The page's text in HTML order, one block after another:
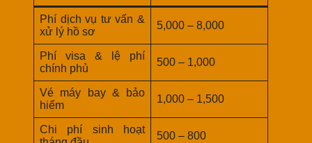
Phí dịch vụ tư vấn &
xử lý hồ sơ
5,000 – 8,000
Phí visa & lệ phí
chính phủ
500 – 1,000
Vé máy bay & bảo
hiểm
1,000 – 1,500
Chi phí sinh hoạt
500 – 800